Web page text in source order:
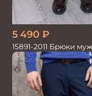
5 490 ₽
15891-2011 Брюки